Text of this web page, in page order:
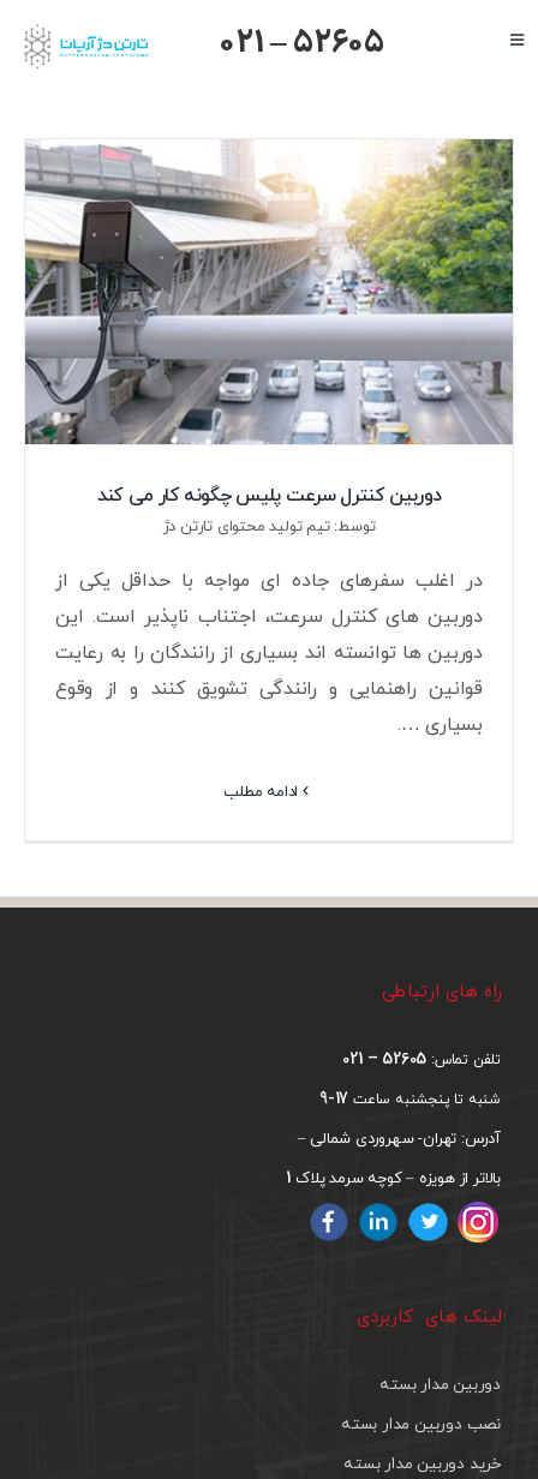
to
Toggle
گرنداستریم
یالینک
میکروتیک
هایک ویژن
داهوا
تیاندی
درباره ما
021 – 52605
دوربین کنترل سرعت پلیس چگونه کار می کند
توسط: تیم تولید محتوای تارتن دژ
در اغلب سفرهای جاده ای مواجه با حداقل یکی از
دوربین های کنترل سرعت، اجتناب ناپذیر است. این
دوربین ها توانسته اند بسیاری از رانندگان را به رعایت
قوانین راهنمایی و رانندگی تشویق کنند و از وقوع
بسیاری ….
ادامه مطلب
راه های ارتباطی
تلفن تماس: 52605 – 021
شنبه تا پنجشنبه ساعت 17-9
آدرس: تهران- سهروردی شمالی –
بالاتر از هویزه – کوچه سرمد پلاک 1
لینک های کاربردی
دوربین مدار بسته
نصب دوربین مدار بسته
خرید دوربین مدار بسته